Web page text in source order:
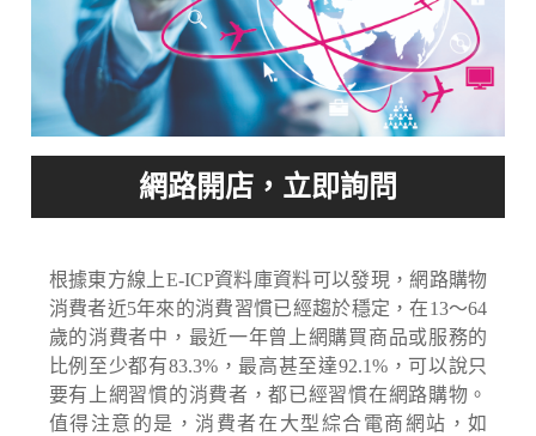
根據東方線上E-ICP資料庫資料可以發現，網路購物
消費者近5年來的消費習慣已經趨於穩定，在13〜64
歲的消費者中，最近一年曾上網購買商品或服務的
比例至少都有83.3%，最高甚至達92.1%，可以說只
要有上網習慣的消費者，都已經習慣在網路購物。
值得注意的是，消費者在大型綜合電商網站，如